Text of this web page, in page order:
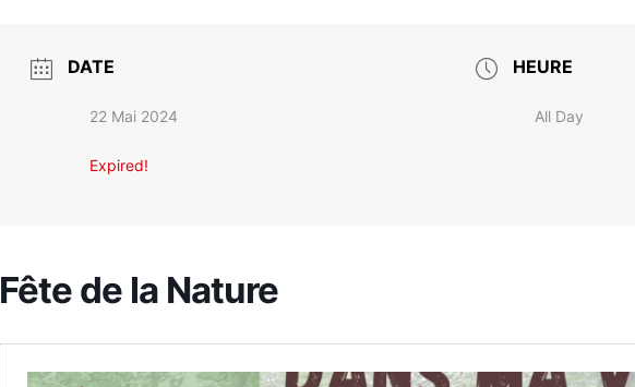
DATE
22 Mai 2024
Expired!
HEURE
All Day
Fête de la Nature